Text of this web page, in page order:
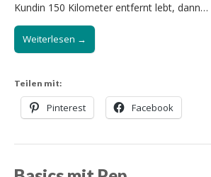
Kundin 150 Kilometer entfernt lebt, dann…
Weiterlesen →
Teilen mit:
Pinterest Facebook